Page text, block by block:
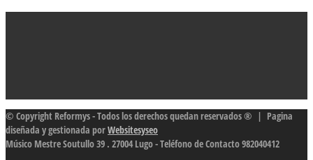
© Copyright Reformys - Todos los derechos quedan reservados ® | Pagina
diseñada y gestionada porWebsitesyseo
Músico Mestre Soutullo 39 . 27004 Lugo - Teléfono de Contacto 982040412